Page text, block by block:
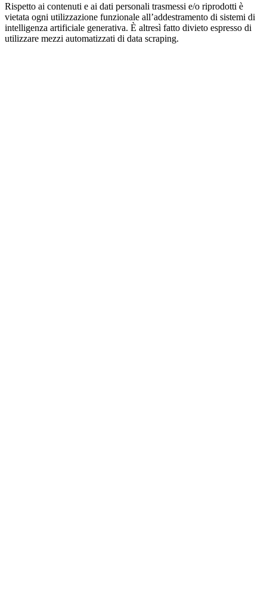
Rispetto ai contenuti e ai dati personali trasmessi e/o riprodotti è
vietata ogni utilizzazione funzionale all’addestramento di sistemi di
intelligenza artificiale generativa. È altresì fatto divieto espresso di
utilizzare mezzi automatizzati di data scraping.